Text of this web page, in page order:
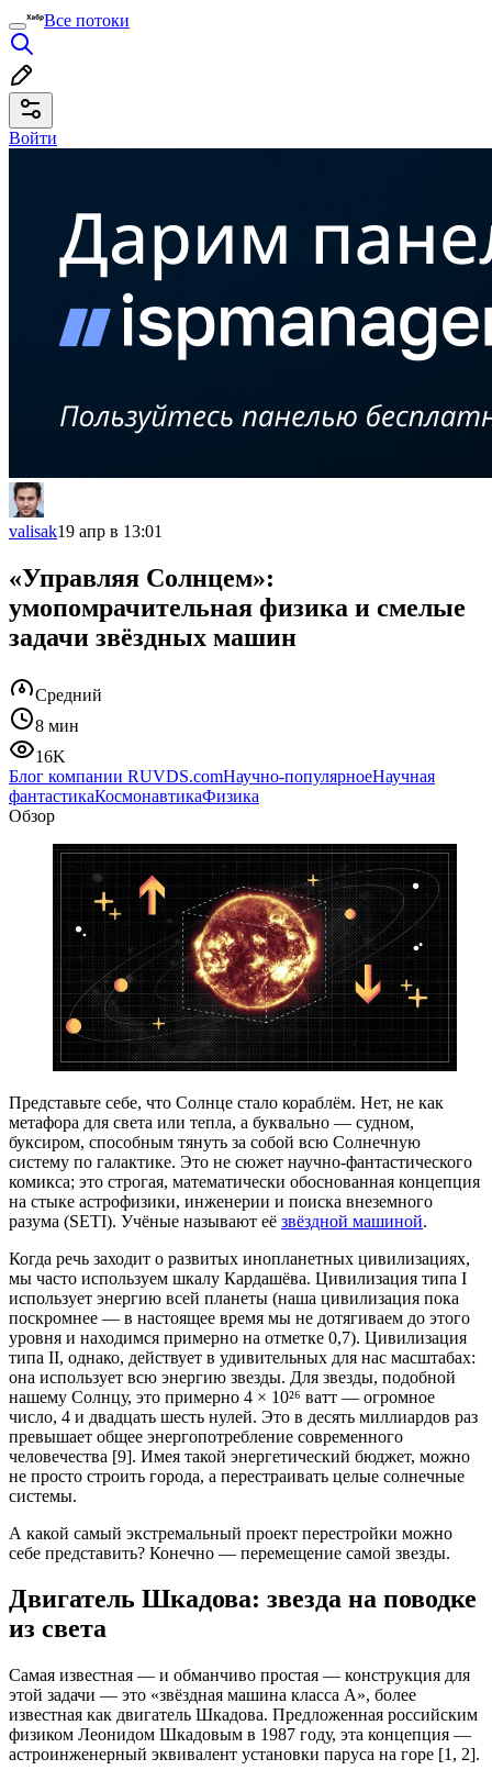
Все потоки
Войти
valisak19 апр в 13:01
«Управляя Солнцем»:
умопомрачительная физика и смелые
задачи звёздных машин
Средний
8 мин
16K
Блог компании RUVDS.comНаучно-популярноеНаучная
фантастикаКосмонавтикаФизика
Обзор
Представьте себе, что Солнце стало кораблём. Нет, не как
метафора для света или тепла, а буквально — судном,
буксиром, способным тянуть за собой всю Солнечную
систему по галактике. Это не сюжет научно-фантастического
комикса; это строгая, математически обоснованная концепция
на стыке астрофизики, инженерии и поиска внеземного
разума (SETI). Учёные называют её звёздной машиной.
Когда речь заходит о развитых инопланетных цивилизациях,
мы часто используем шкалу Кардашёва. Цивилизация типа I
использует энергию всей планеты (наша цивилизация пока
поскромнее — в настоящее время мы не дотягиваем до этого
уровня и находимся примерно на отметке 0,7). Цивилизация
типа II, однако, действует в удивительных для нас масштабах:
она использует всю энергию звезды. Для звезды, подобной
нашему Солнцу, это примерно 4 × 10²⁶ ватт — огромное
число, 4 и двадцать шесть нулей. Это в десять миллиардов раз
превышает общее энергопотребление современного
человечества [9]. Имея такой энергетический бюджет, можно
не просто строить города, а перестраивать целые солнечные
системы.
А какой самый экстремальный проект перестройки можно
себе представить? Конечно — перемещение самой звезды.
Двигатель Шкадова: звезда на поводке
из света
Самая известная — и обманчиво простая — конструкция для
этой задачи — это «звёздная машина класса A», более
известная как двигатель Шкадова. Предложенная российским
физиком Леонидом Шкадовым в 1987 году, эта концепция —
астроинженерный эквивалент установки паруса на горе [1, 2].